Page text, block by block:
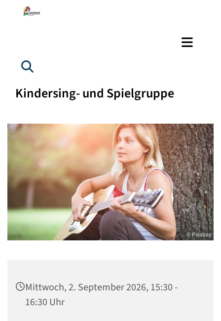
Kindersing- und Spielgruppe
© Pixabay
Mittwoch, 2. September 2026, 15:30 -
16:30 Uhr